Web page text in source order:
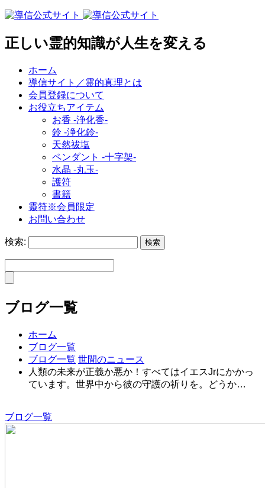
正しい霊的知識が人生を変える
ホーム
導信サイト／霊的真理とは
会員登録について
お役立ちアイテム
お香 ‐浄化香‐
鈴 ‐浄化鈴‐
天然祓塩
ペンダント -十字架-
水晶 -丸玉-
護符
書籍
靈符※会員限定
お問い合わせ
検索:
ブログ一覧
ホーム
ブログ一覧
ブログ一覧 世間のニュース
人類の未来が正義か悪か！すべてはイエスJrにかかっ
ています。世界中から彼の守護の祈りを。どうか…
ブログ一覧